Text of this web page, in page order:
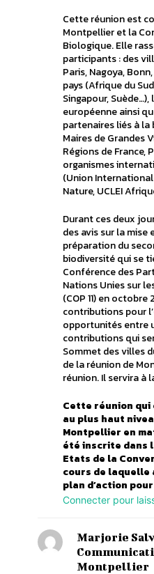
Cette réunion est
Montpellier et la
Biologique. Elle
participants : des
Paris, Nagoya,
pays (Afrique du
Singapour,
européenne ainsi
partenaires liés à
Maires de Grandes
Régions de France,
organismes
(Union
Nature, UCLEI
Durant ces deux
des avis sur la mise
préparation du
biodiversité qui se
Conférence des
Nations Unies sur
(COP 11) en
contributions pour
opportunités entre
contributions qui
Sommet des villes
de la réunion de
réunion. Il servira à
Cette réunion qui
au plus haut
Montpellier en
été inscrite dans
Etats de la
cours de laquelle
plan d’action
Connecter pour
Marjorie
Montpellier